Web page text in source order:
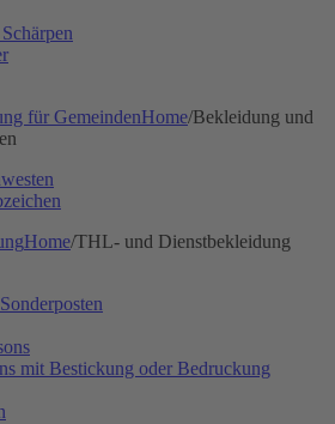
für GemeindenHome/Bekleidung und
Home/THL- und Dienstbekleidung
mit Bestickung oder Bedruckung